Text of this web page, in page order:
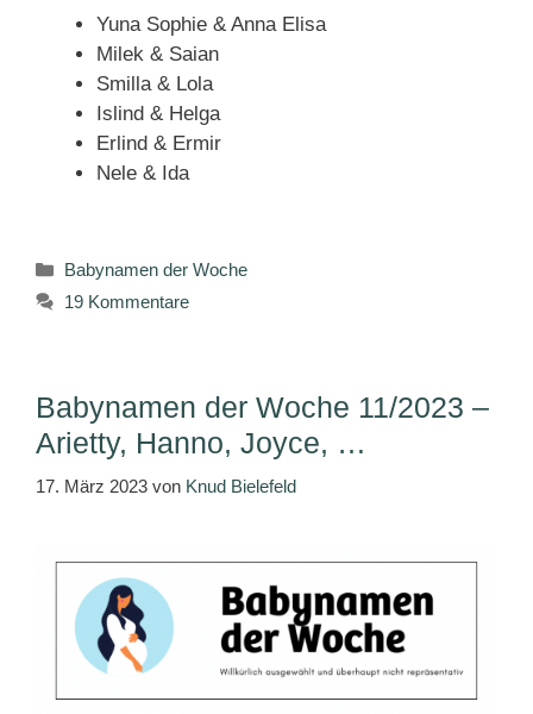
Yuna Sophie & Anna Elisa
Milek & Saian
Smilla & Lola
Islind & Helga
Erlind & Ermir
Nele & Ida
Kategorien
Babynamen der Woche
19 Kommentare
Babynamen der Woche 11/2023 –
Arietty, Hanno, Joyce, …
17. März 2023 von Knud Bielefeld